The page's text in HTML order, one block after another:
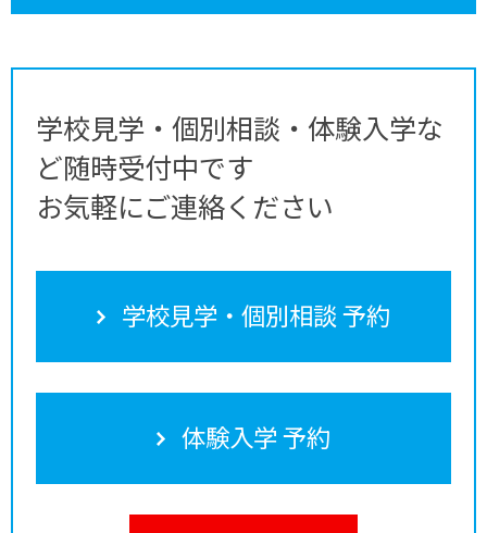
学校見学・個別相談・体験入学な
ど随時受付中です
お気軽にご連絡ください
学校見学・個別相談 予約
体験入学 予約